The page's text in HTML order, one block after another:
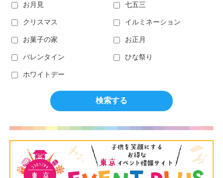
お月見 七五三
クリスマス イルミネーション
お菓子の家 お正月
バレンタイン ひな祭り
ホワイトデー